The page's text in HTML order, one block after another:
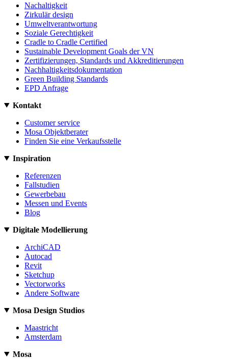
Nachaltigkeit
Zirkulär design
Umweltverantwortung
Soziale Gerechtigkeit
Cradle to Cradle Certified
Sustainable Development Goals der VN
Zertifizierungen, Standards und Akkreditierungen
Nachhaltigkeitsdokumentation
Green Building Standards
EPD Anfrage
Kontakt
Customer service
Mosa Objektberater
Finden Sie eine Verkaufsstelle
Inspiration
Referenzen
Fallstudien
Gewerbebau
Messen und Events
Blog
Digitale Modellierung
ArchiCAD
Autocad
Revit
Sketchup
Vectorworks
Andere Software
Mosa Design Studios
Maastricht
Amsterdam
Mosa